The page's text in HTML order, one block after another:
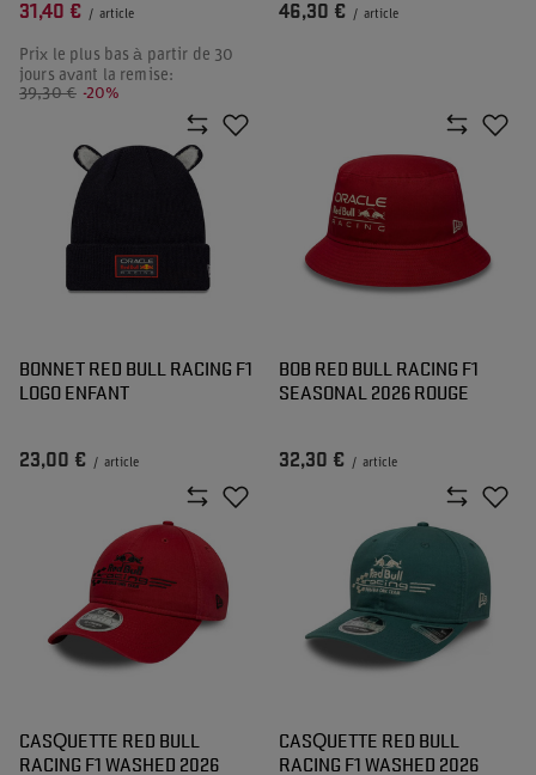
31,40 € / article
Prix le plus bas à partir de 30
jours avant la remise:
39,30 € -20%
46,30 € / article
BONNET RED BULL RACING F1
LOGO ENFANT
23,00 € / article
BOB RED BULL RACING F1
SEASONAL 2026 ROUGE
32,30 € / article
CASQUETTE RED BULL
RACING F1 WASHED 2026
CASQUETTE RED BULL
RACING F1 WASHED 2026